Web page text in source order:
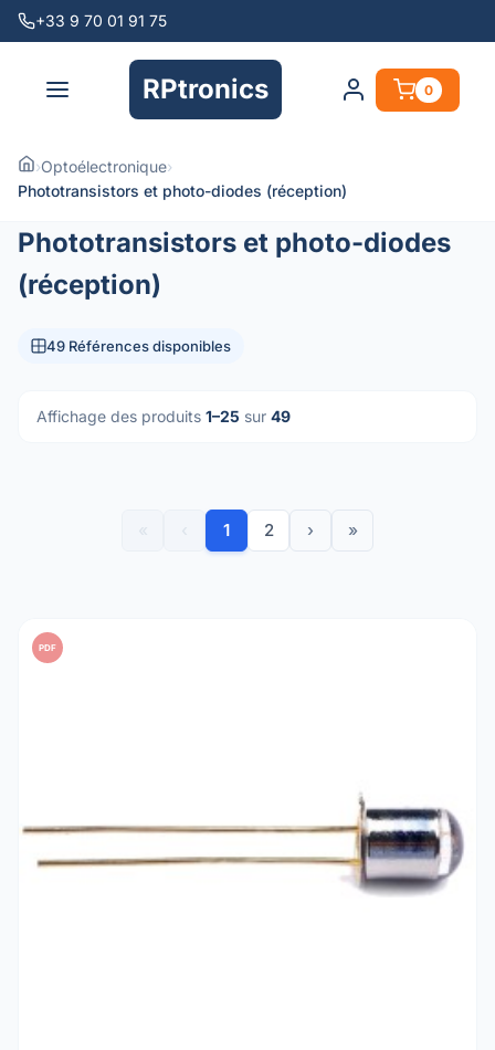
+33 9 70 01 91 75
RPtronics 0
›Optoélectronique›
Phototransistors et photo-diodes (réception)
Phototransistors et photo-diodes
(réception)
49 Références disponibles
Affichage des produits 1–25 sur 49
1 2 › »
PDF